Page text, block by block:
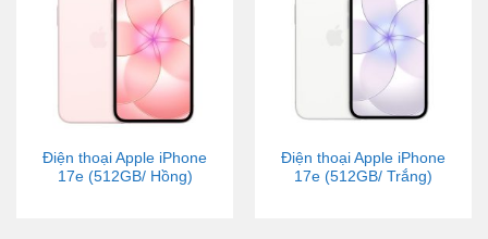
Điện thoại Apple iPhone
17e (512GB/ Hồng)
Điện thoại Apple iPhone
17e (512GB/ Trắng)